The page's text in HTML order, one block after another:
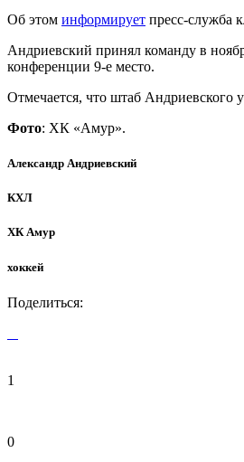
Об этом информирует пресс-служба
Андриевский принял команду в
конференции 9-е место.
Отмечается, что штаб Андриевского
Фото: ХК «Амур».
Александр Андриевский
КХЛ
ХК Амур
хоккей
Поделиться:
1
0